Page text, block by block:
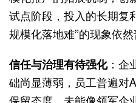
试点阶段，投入的长期复
规模化落地难”的现象依然
信任与治理有待强化：企
础尚显薄弱，员工普遍对